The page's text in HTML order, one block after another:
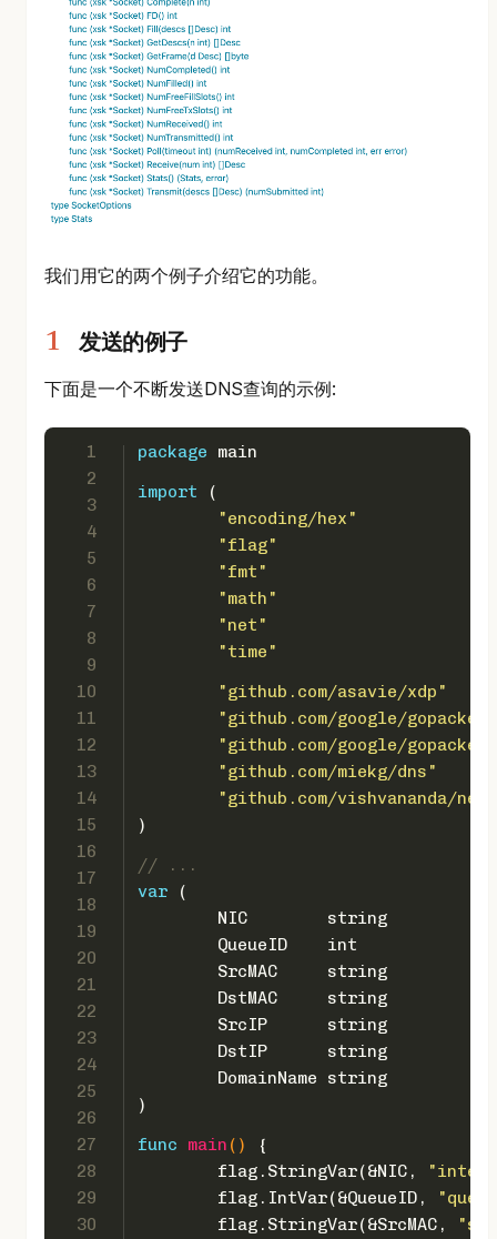
我们用它的两个例子介绍它的功能。
发送的例子
下面是一个不断发送DNS查询的示例:
1
2
3
4
5
6
7
8
9
10
11
12
13
14
15
16
17
18
19
20
21
22
23
24
25
26
27
28
29
30
package main
import (
"encoding/hex"
"flag"
"fmt"
"math"
"net"
"time"
"github.com/asavie/xdp"
"github.com/google/gopacket"
"github.com/google/
"github.com/miekg/dns"
"github.com/vishvananda/
)
// ...
var (
	NIC
string
	QueueID
int
	SrcMAC
string
	DstMAC
string
	SrcIP
string
	DstIP
string
	DomainName
string
)
func
main ()
{
	flag.StringVar(&NIC,
	flag.IntVar(&QueueID,
	flag.StringVar(&SrcMAC,